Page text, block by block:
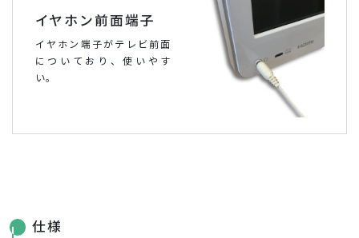
イヤホン前面端子
イヤホン端子がテレビ前面
についており、使いやす
い。
仕様